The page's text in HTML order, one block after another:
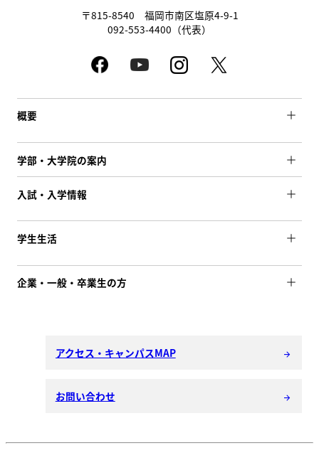
〒815-8540 福岡市南区塩原4-9-1
092-553-4400（代表）
概要
学部・大学院の案内
入試・入学情報
学生生活
企業・一般・卒業生の方
アクセス・キャンパスMAP arrow_forward
お問い合わせ arrow_forward